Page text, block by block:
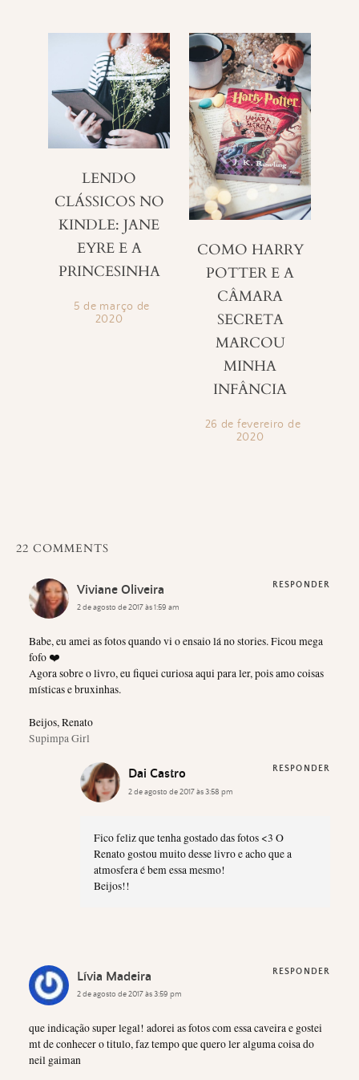
LENDO
CLÁSSICOS NO
KINDLE: JANE
EYRE E A
PRINCESINHA
5 de março de
2020
COMO HARRY
POTTER E A
CÂMARA
SECRETA
MARCOU
MINHA
INFÂNCIA
26 de fevereiro de
2020
22 COMMENTS
Viviane Oliveira
2 de agosto de 2017 às 1:59 am
Babe, eu amei as fotos quando vi o ensaio lá no stories. Ficou mega
fofo ❤️
Agora sobre o livro, eu fiquei curiosa aqui para ler, pois amo coisas
místicas e bruxinhas.
Beijos, Renato
Supimpa Girl
RESPONDER
Dai Castro
2 de agosto de 2017 às 3:58 pm
Fico feliz que tenha gostado das fotos <3 O
Renato gostou muito desse livro e acho que a
atmosfera é bem essa mesmo!
Beijos!!
RESPONDER
Lívia Madeira
2 de agosto de 2017 às 3:59 pm
que indicação super legal! adorei as fotos com essa caveira e gostei
mt de conhecer o titulo, faz tempo que quero ler alguma coisa do
neil gaiman
RESPONDER